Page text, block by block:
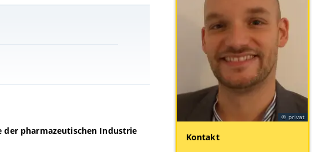
der pharmazeutischen Industrie
privat
Kontakt